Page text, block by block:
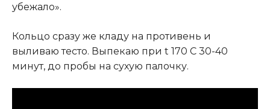
убежало».
Кольцо сразу же кладу на противень и
выливаю тесто. Выпекаю при t 170 С 30-40
минут, до пробы на сухую палочку.